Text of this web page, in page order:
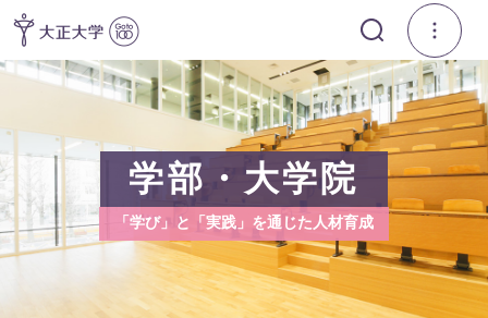
学部・大学院
「学び」と「実践」を通じた人材育成